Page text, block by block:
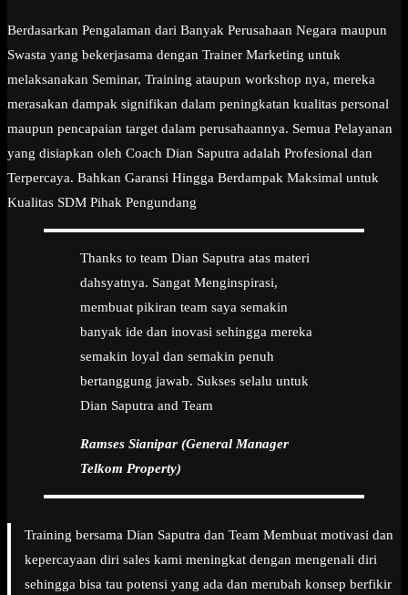
Berdasarkan Pengalaman dari Banyak Perusahaan Negara maupun
Swasta yang bekerjasama dengan Trainer Marketing untuk
melaksanakan Seminar, Training ataupun workshop nya, mereka
merasakan dampak signifikan dalam peningkatan kualitas personal
maupun pencapaian target dalam perusahaannya. Semua Pelayanan
yang disiapkan oleh Coach Dian Saputra adalah Profesional dan
Terpercaya. Bahkan Garansi Hingga Berdampak Maksimal untuk
Kualitas SDM Pihak Pengundang
Thanks to team Dian Saputra atas materi
dahsyatnya. Sangat Menginspirasi,
membuat pikiran team saya semakin
banyak ide dan inovasi sehingga mereka
semakin loyal dan semakin penuh
bertanggung jawab. Sukses selalu untuk
Dian Saputra and Team
Ramses Sianipar (General Manager
Telkom Property)
Training bersama Dian Saputra dan Team Membuat motivasi dan
kepercayaan diri sales kami meningkat dengan mengenali diri
sehingga bisa tau potensi yang ada dan merubah konsep berfikir